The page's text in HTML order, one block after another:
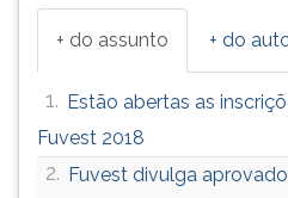
+ do assunto + do
1. Estão abertas as
Fuvest 2018
2. Fuvest divulga